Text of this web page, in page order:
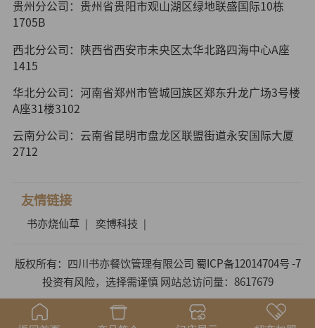
贵州分公司：贵州省贵阳市观山湖区绿地联盛国际10栋
1705B
西北分公司：陕西省西安市未央区太华北路四海中心A座
1415
华北分公司：河南省郑州市管城回族区郑东升龙广场3号楼
A座31楼3102
云南分公司：云南省昆明市盘龙区联盟街道永安国际大厦
2712
友情链接
书亦烧仙草 奕博科技
版权所有：四川书亦餐饮管理有限公司 蜀ICP备12014704号 -7
投资有风险，选择需谨慎 网站总访问量：8617679